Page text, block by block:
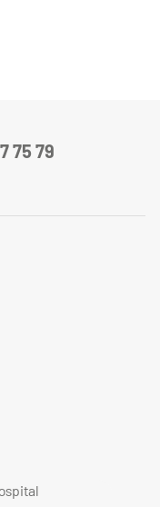
75 79